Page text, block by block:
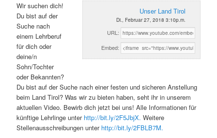
Unser Land Tirol
Di., Februar 27, 2018 3:10p.m.
URL:
Embed:
Wir suchen dich!
Du bist auf der
Suche nach
einem Lehrberuf
für dich oder
deine/n
Sohn/Tochter
oder Bekannten?
Du bist auf der Suche nach einer festen und sicheren Anstellung
beim Land Tirol? Was wir zu bieten haben, seht ihr in unserem
aktuellen Video. Bewirb dich jetzt bei uns! Alle Informationen für
künftige Lehrlinge unter http://bit.ly/2F5JbjX. Weitere
Stellenausschreibungen unter http://bit.ly/2FBLB7M.